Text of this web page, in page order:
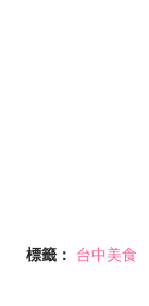
標籤： 台中美食